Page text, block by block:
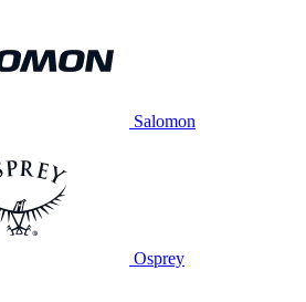
Salomon
Osprey